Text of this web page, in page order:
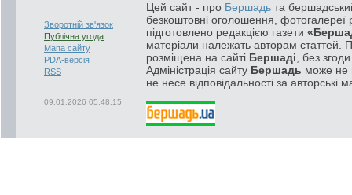
Зворотній зв'язок
Публічна угода
Мапа сайту
PDA-версія
RSS
09.01.2026 05:48:15
Цей сайт - про Бершадь та
безкоштовні оголошення, фотогалереї
підготовлено редакцією газети
матеріали належать авторам статтей.
розміщена на сайті Бершаді , без
Адміністрація сайту Бершадь може не
не несе відповідальності за авторські